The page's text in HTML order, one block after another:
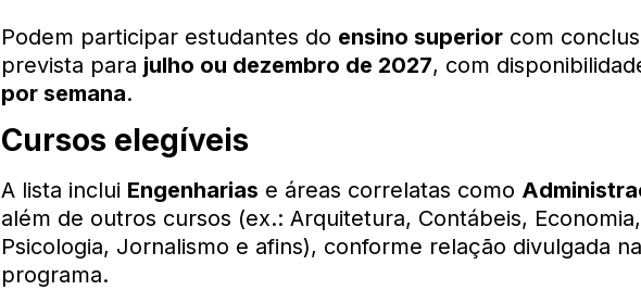
Podem participar estudantes do ensino superior com
prevista para julho ou dezembro de 2027, com
por semana.
Cursos elegíveis
A lista inclui Engenharias e áreas correlatas como
além de outros cursos (ex.: Arquitetura, Contábeis, Economia,
Psicologia, Jornalismo e afins), conforme relação divulgada
programa.